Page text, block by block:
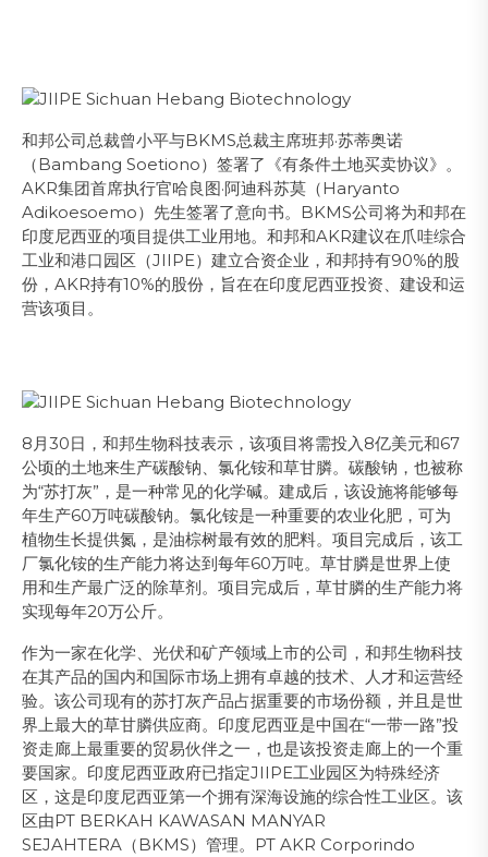
和邦公司总裁曾小平与BKMS总裁主席班邦·苏蒂奥诺
（Bambang Soetiono）签署了《有条件土地买卖协议》。
AKR集团首席执行官哈良图·阿迪科苏莫（Haryanto
Adikoesoemo）先生签署了意向书。BKMS公司将为和邦在
印度尼西亚的项目提供工业用地。和邦和AKR建议在爪哇综合
工业和港口园区（JIIPE）建立合资企业，和邦持有90%的股
份，AKR持有10%的股份，旨在在印度尼西亚投资、建设和运
营该项目。
8月30日，和邦生物科技表示，该项目将需投入8亿美元和67
公顷的土地来生产碳酸钠、氯化铵和草甘膦。碳酸钠，也被称
为“苏打灰”，是一种常见的化学碱。建成后，该设施将能够每
年生产60万吨碳酸钠。氯化铵是一种重要的农业化肥，可为
植物生长提供氮，是油棕树最有效的肥料。项目完成后，该工
厂氯化铵的生产能力将达到每年60万吨。草甘膦是世界上使
用和生产最广泛的除草剂。项目完成后，草甘膦的生产能力将
实现每年20万公斤。
作为一家在化学、光伏和矿产领域上市的公司，和邦生物科技
在其产品的国内和国际市场上拥有卓越的技术、人才和运营经
验。该公司现有的苏打灰产品占据重要的市场份额，并且是世
界上最大的草甘膦供应商。印度尼西亚是中国在“一带一路”投
资走廊上最重要的贸易伙伴之一，也是该投资走廊上的一个重
要国家。印度尼西亚政府已指定JIIPE工业园区为特殊经济
区，这是印度尼西亚第一个拥有深海设施的综合性工业区。该
区由PT BERKAH KAWASAN MANYAR
SEJAHTERA（BKMS）管理。PT AKR Corporindo